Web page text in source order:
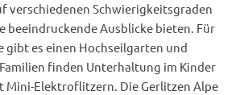
verschiedenen Schwierigkeitsgraden
beeindruckende Ausblicke bieten. Für
gibt es einen Hochseilgarten und
finden Unterhaltung im Kinder
Mini-Elektroflitzern. Die Gerlitzen Alpe